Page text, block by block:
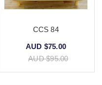
CCS 84
AUD $75.00
AUD $95.00